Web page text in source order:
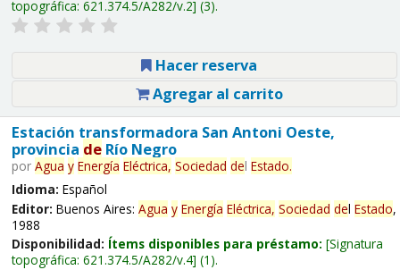
topográfica: 621.374.5/A282/v.2 (3).
Hacer reserva
Agregar al carrito
Estación transformadora San Antoni Oeste,
provincia deRío Negro
por Agua y Energía Eléctrica, Sociedad del Estado.
Idioma: Español
Editor: Buenos Aires: Agua y Energía Eléctrica, Sociedad del Estado,
1988
Disponibilidad: Ítems disponibles para préstamo: Signatura
topográfica: 621.374.5/A282/v.4 (1).